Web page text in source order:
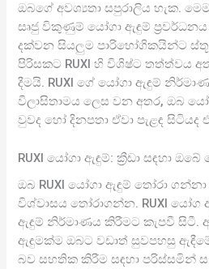
ඔබගේ අවශ්‍යතා සපුරාලිය හැක.
සෘජු විකුණුම් යෝගා ඇඳුම්
දක්වන සියලුම පාරිභෝගිකයින්ට
පිරිසකට RUXI හි විශිෂ්ට තත්ත්වය
දීමයි. RUXI ගේ යෝගා ඇඳුම්
විලාසිතාමය ලෙස වන අතර, ඔබ
වුවද හෝ දිනපතා ඒවා පැළඳ සිටියද
RUXI යෝගා ඇඳුම්: ක්‍රීඩා සඳහා
ඔබ RUXI යෝගා ඇඳුම් තෝරා
විශ්වාසය තෝරාගන්න. RUXI යෝග
ඇඳුම් නිර්මාණය කිරීමට කැපවී සිටී.
ඇඳුමක්ම ඔබට වඩාත් සුවපහසු
බව සහතික කිරීම සඳහා පරිස්සමින්